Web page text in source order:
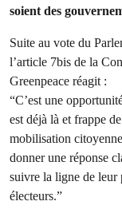
soient des
Suite au vote du
l’article 7bis de la
Greenpeace réagit :
“C’est une
est déjà là et frappe
mobilisation
donner une réponse
suivre la ligne de leur
électeurs.”